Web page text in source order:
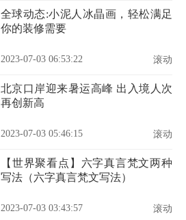
全球动态:小泥人冰晶画，轻松满足
你的装修需要
2023-07-03 06:53:22 滚动
北京口岸迎来暑运高峰 出入境人次
再创新高
2023-07-03 05:46:15 滚动
【世界聚看点】六字真言梵文两种
写法（六字真言梵文写法）
2023-07-03 03:43:57 滚动